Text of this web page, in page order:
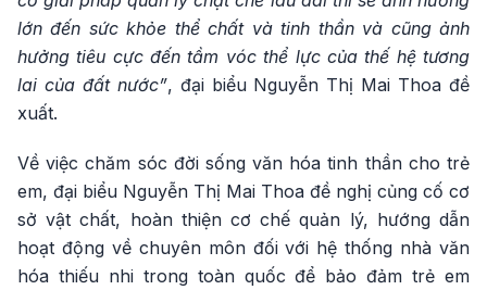
lớn đến sức khỏe thể chất và tinh thần và cũng ảnh
hưởng tiêu cực đến tầm vóc thể lực của thế hệ tương
lai của đất nước”, đại biểu Nguyễn Thị Mai Thoa đề
xuất.
Về việc chăm sóc đời sống văn hóa tinh thần cho trẻ
em, đại biểu Nguyễn Thị Mai Thoa đề nghị củng cố cơ
sở vật chất, hoàn thiện cơ chế quản lý, hướng dẫn
hoạt động về chuyên môn đối với hệ thống nhà văn
hóa thiếu nhi trong toàn quốc để bảo đảm trẻ em